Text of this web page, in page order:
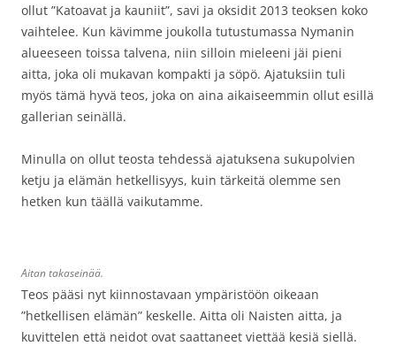
ollut ”Katoavat ja kauniit”, savi ja oksidit 2013 teoksen koko
vaihtelee. Kun kävimme joukolla tutustumassa Nymanin
alueeseen toissa talvena, niin silloin mieleeni jäi pieni
aitta, joka oli mukavan kompakti ja söpö. Ajatuksiin tuli
myös tämä hyvä teos, joka on aina aikaiseemmin ollut esillä
gallerian seinällä.
Minulla on ollut teosta tehdessä ajatuksena sukupolvien
ketju ja elämän hetkellisyys, kuin tärkeitä olemme sen
hetken kun täällä vaikutamme.
Aitan takaseinää.
Teos pääsi nyt kiinnostavaan ympäristöön oikeaan
”hetkellisen elämän” keskelle. Aitta oli Naisten aitta, ja
kuvittelen että neidot ovat saattaneet viettää kesiä siellä.